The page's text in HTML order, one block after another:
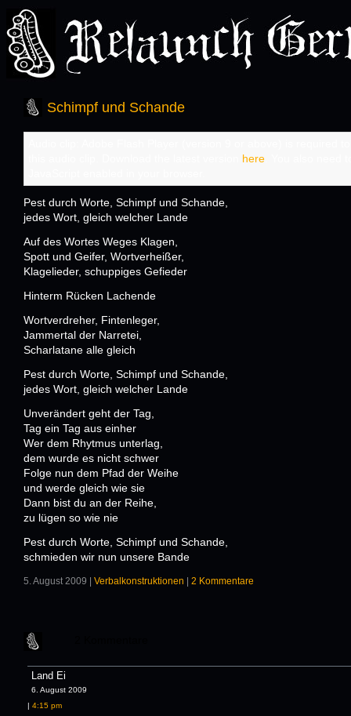
Schimpf und Schande
here
Pest durch Worte, Schimpf und Schande,
jedes Wort, gleich welcher Lande
Auf des Wortes Weges Klagen,
Spott und Geifer, Wortverheißer,
Klagelieder, schuppiges Gefieder
Hinterm Rücken Lachende
Wortverdreher, Fintenleger,
Jammertal der Narretei,
Scharlatane alle gleich
Pest durch Worte, Schimpf und Schande,
jedes Wort, gleich welcher Lande
Unverändert geht der Tag,
Tag ein Tag aus einher
Wer dem Rhytmus unterlag,
dem wurde es nicht schwer
Folge nun dem Pfad der Weihe
und werde gleich wie sie
Dann bist du an der Reihe,
zu lügen so wie nie
Pest durch Worte, Schimpf und Schande,
schmieden wir nun unsere Bande
5. August 2009 | Verbalkonstruktionen | 2 Kommentare
Land Ei
6. August 2009
| 4:15 pm